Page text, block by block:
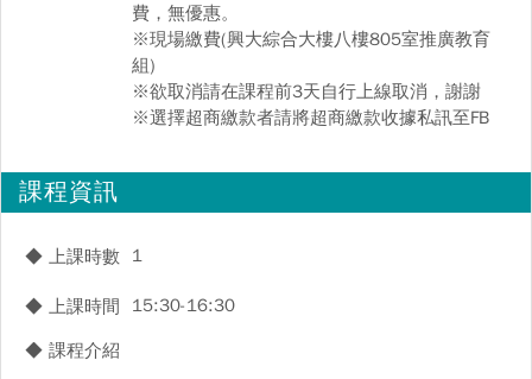
費，無優惠。
※現場繳費(興大綜合大樓八樓805室推廣教育
組)
※欲取消請在課程前3天自行上線取消，謝謝
※選擇超商繳款者請將超商繳款收據私訊至FB
課程資訊
◆ 上課時數 1
◆ 上課時間 15:30-16:30
◆ 課程介紹